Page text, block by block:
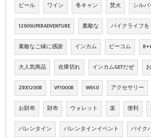
ビール ワイン 冬キャン 焚火 シルバ
1290SUPERADVENTURE 素敵な バイクライフを
素敵なご縁に感謝 インカム ビーコム
大人気商品 在庫切れ インカムGETだぜ
ZRX1200R VF1000R W650 アクセサリー
お財布 財布 ウォレット 楽 便利
バレンタイン バレンタインイベント バイク